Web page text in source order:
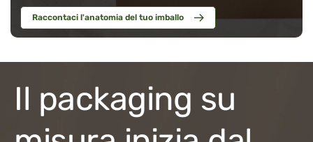
Raccontaci l'anatomia del tuo imballo
Il packaging su